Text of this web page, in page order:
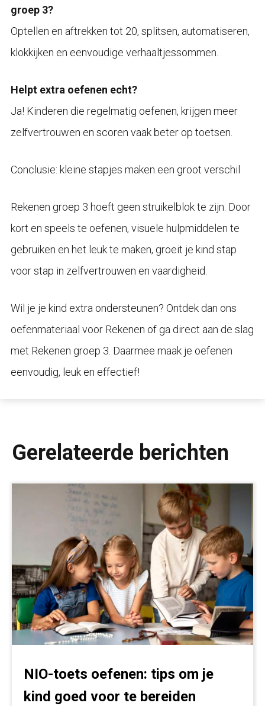
groep 3?
Optellen en aftrekken tot 20, splitsen, automatiseren,
klokkijken en eenvoudige verhaaltjessommen.
Helpt extra oefenen echt?
Ja! Kinderen die regelmatig oefenen, krijgen meer
zelfvertrouwen en scoren vaak beter op toetsen.
Conclusie: kleine stapjes maken een groot verschil
Rekenen groep 3 hoeft geen struikelblok te zijn. Door
kort en speels te oefenen, visuele hulpmiddelen te
gebruiken en het leuk te maken, groeit je kind stap
voor stap in zelfvertrouwen en vaardigheid.
Wil je je kind extra ondersteunen? Ontdek dan ons
oefenmateriaal voor Rekenen of ga direct aan de slag
met Rekenen groep 3. Daarmee maak je oefenen
eenvoudig, leuk en effectief!
Gerelateerde berichten
NIO-toets oefenen: tips om je
kind goed voor te bereiden